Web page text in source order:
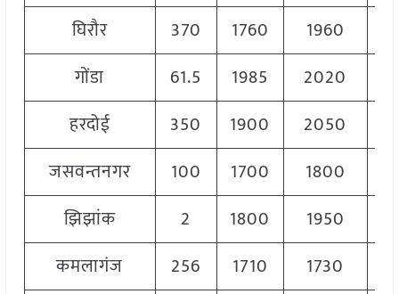
घिरौर
370 1760 1960
गोंडा
61.5 1985 2020
हरदोई
350 1900 2050
जसवन्तनगर
100 1700 1800
झिझांक
2 1800 1950
कमलागंज
256 1710 1730